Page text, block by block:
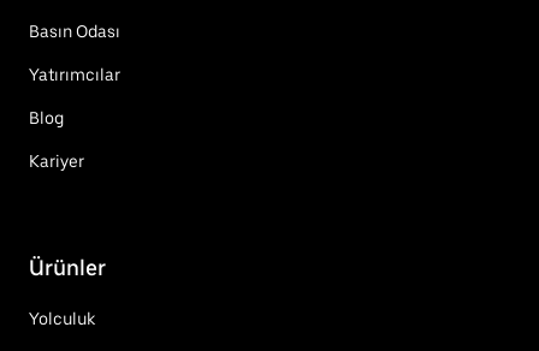
Basın Odası
Yatırımcılar
Blog
Kariyer
Ürünler
Yolculuk